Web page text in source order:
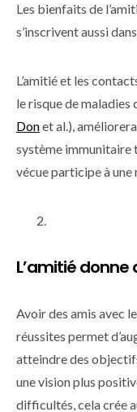
Les bienfaits de
s’inscrivent aussi
L’amitié et les
le risque de maladies
Donet al.),
système immunitaire
vécue participe à
L’amitié
Avoir des amis avec
réussites permet
atteindre des
une vision plus
difficultés, cela crée